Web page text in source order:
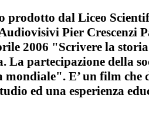
prodotto dal Liceo
Pier Crescenzi
2006 "Scrivere la
La partecipazione della
mondiale". E’ un film che
ed una esperienza